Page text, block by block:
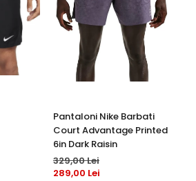
Pantaloni Nike Barbati
Court Advantage Printed
6in Dark Raisin
329,00 Lei
289,00 Lei